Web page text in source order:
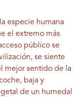
especie humana
el extremo más
público se
se siente
mejor sentido de la
baja y
de un humedal